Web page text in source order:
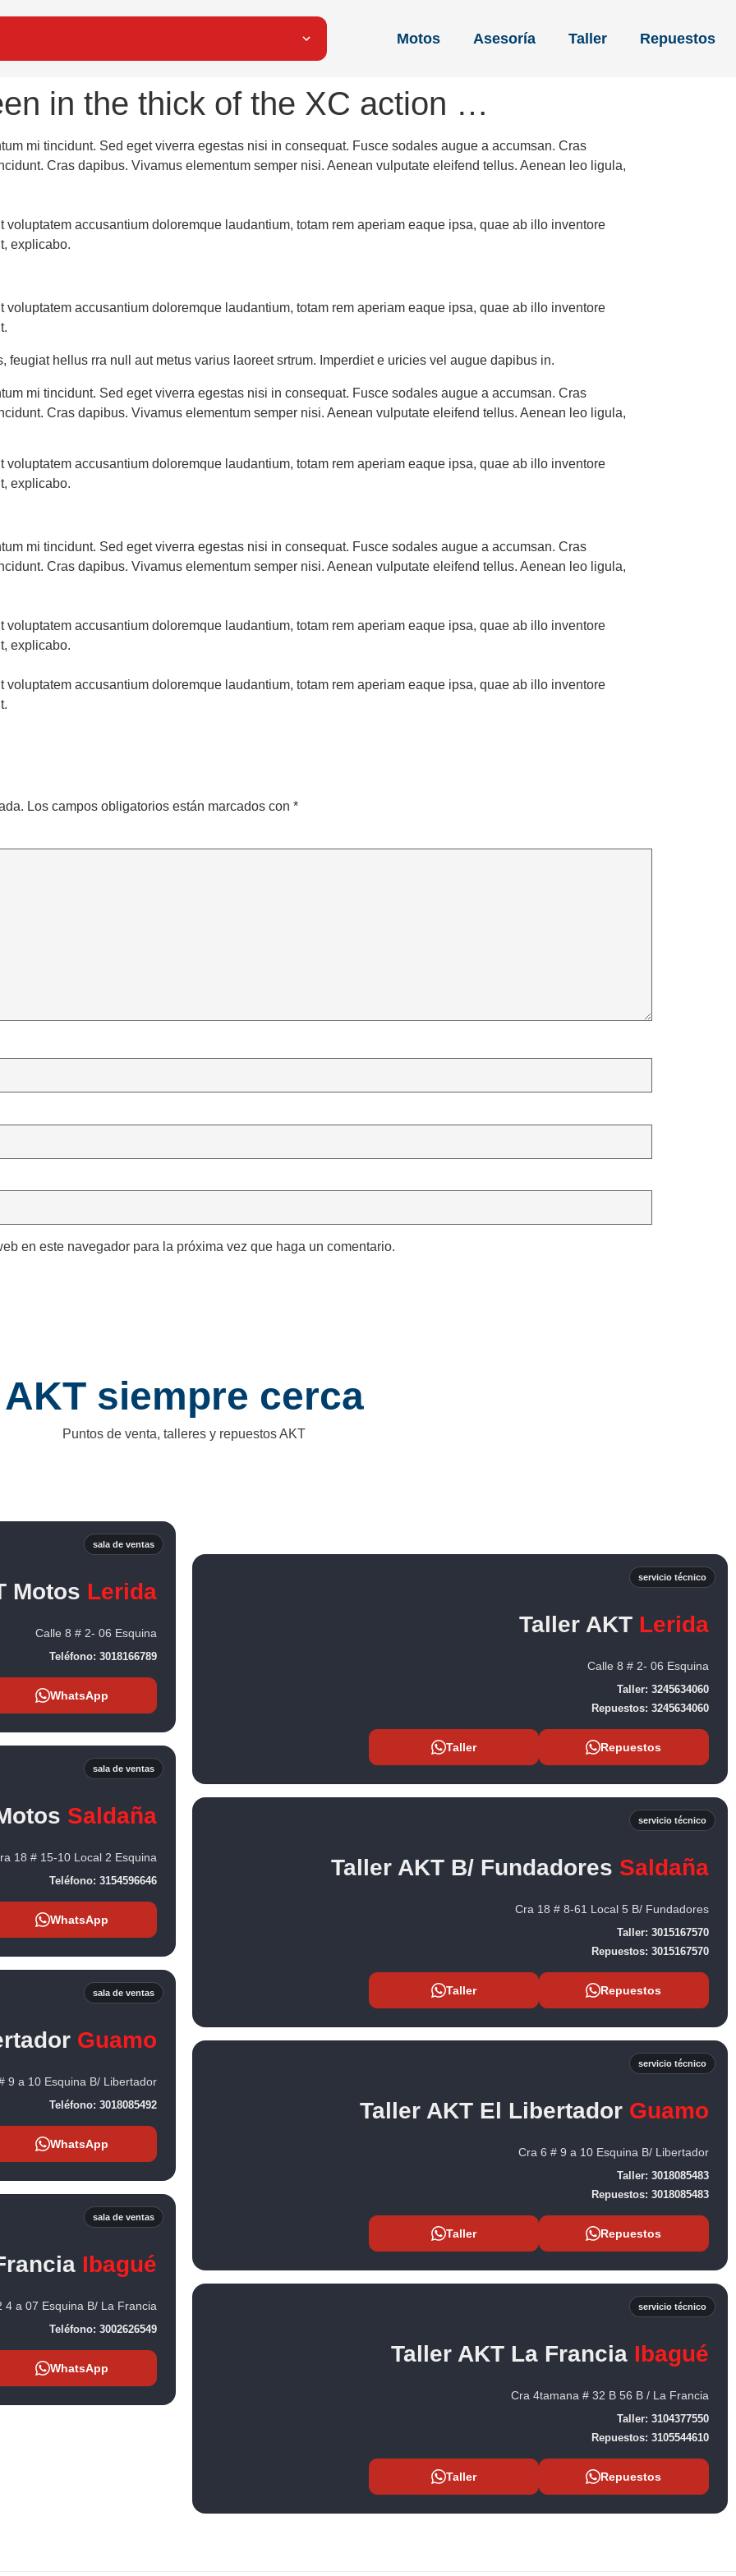
Motos Asesoría Taller Repuestos
in the thick of the XC action …
mi tincidunt. Sed eget viverra egestas nisi in consequat. Fusce sodales augue a accumsan. Cras
Cras dapibus. Vivamus elementum semper nisi. Aenean vulputate eleifend tellus. Aenean leo ligula,
accusantium doloremque laudantium, totam rem aperiam eaque ipsa, quae ab illo inventore
explicabo.
accusantium doloremque laudantium, totam rem aperiam eaque ipsa, quae ab illo inventore
feugiat hellus rra null aut metus varius laoreet srtrum. Imperdiet e uricies vel augue dapibus in.
mi tincidunt. Sed eget viverra egestas nisi in consequat. Fusce sodales augue a accumsan. Cras
Cras dapibus. Vivamus elementum semper nisi. Aenean vulputate eleifend tellus. Aenean leo ligula,
accusantium doloremque laudantium, totam rem aperiam eaque ipsa, quae ab illo inventore
explicabo.
mi tincidunt. Sed eget viverra egestas nisi in consequat. Fusce sodales augue a accumsan. Cras
Cras dapibus. Vivamus elementum semper nisi. Aenean vulputate eleifend tellus. Aenean leo ligula,
accusantium doloremque laudantium, totam rem aperiam eaque ipsa, quae ab illo inventore
explicabo.
accusantium doloremque laudantium, totam rem aperiam eaque ipsa, quae ab illo inventore
Los campos obligatorios están marcados con *
en este navegador para la próxima vez que haga un comentario.
AKT siempre cerca
Puntos de venta, talleres y repuestos AKT
sala de ventas
Motos Lerida
Calle 8 # 2- 06 Esquina
Teléfono: 3018166789
WhatsApp
sala de ventas
Saldaña
18 # 15-10 Local 2 Esquina
Teléfono: 3154596646
WhatsApp
sala de ventas
Guamo
9 a 10 Esquina B/ Libertador
Teléfono: 3018085492
WhatsApp
sala de ventas
Ibagué
4 a 07 Esquina B/ La Francia
Teléfono: 3002626549
WhatsApp
servicio técnico
Taller AKT Lerida
Calle 8 # 2- 06 Esquina
Taller: 3245634060
Repuestos: 3245634060
Taller Repuestos
servicio técnico
Taller AKT B/ Fundadores Saldaña
Cra 18 # 8-61 Local 5 B/ Fundadores
Taller: 3015167570
Repuestos: 3015167570
Taller Repuestos
servicio técnico
Taller AKT El Libertador Guamo
Cra 6 # 9 a 10 Esquina B/ Libertador
Taller: 3018085483
Repuestos: 3018085483
Taller Repuestos
servicio técnico
Taller AKT La Francia Ibagué
Cra 4tamana # 32 B 56 B / La Francia
Taller: 3104377550
Repuestos: 3105544610
Taller Repuestos